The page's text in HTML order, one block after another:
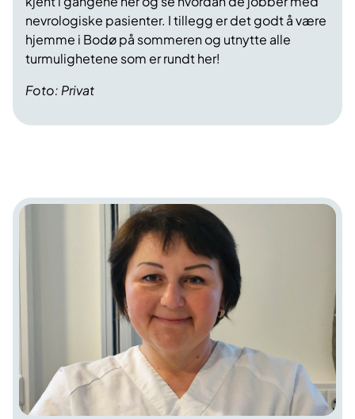
Foto: Privat
nevrologiske pasienter. I tillegg er det godt å være
hjemme i Bodø på sommeren og utnytte alle
turmulighetene som er rundt her!